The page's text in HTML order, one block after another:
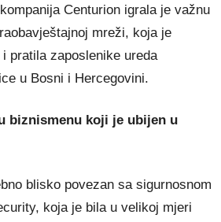
Centurion igrala je važnu
mreži, koja je
pratila zaposlenike ureda
u Bosni i Hercegovini.
biznismenu koji je ubijen u
blisko povezan sa sigurnosnom
koja je bila u velikoj mjeri